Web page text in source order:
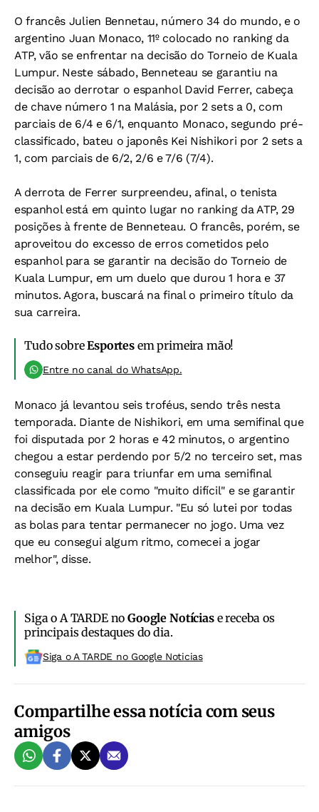
O francês Julien Bennetau, número 34 do mundo, e o
argentino Juan Monaco, 11º colocado no ranking da
ATP, vão se enfrentar na decisão do Torneio de Kuala
Lumpur. Neste sábado, Benneteau se garantiu na
decisão ao derrotar o espanhol David Ferrer, cabeça
de chave número 1 na Malásia, por 2 sets a 0, com
parciais de 6/4 e 6/1, enquanto Monaco, segundo pré-
classificado, bateu o japonês Kei Nishikori por 2 sets a
1, com parciais de 6/2, 2/6 e 7/6 (7/4).
A derrota de Ferrer surpreendeu, afinal, o tenista
espanhol está em quinto lugar no ranking da ATP, 29
posições à frente de Benneteau. O francês, porém, se
aproveitou do excesso de erros cometidos pelo
espanhol para se garantir na decisão do Torneio de
Kuala Lumpur, em um duelo que durou 1 hora e 37
minutos. Agora, buscará na final o primeiro título da
sua carreira.
Tudo sobreEsportesem primeira mão!
Entre no canal do WhatsApp.
Monaco já levantou seis troféus, sendo três nesta
temporada. Diante de Nishikori, em uma semifinal que
foi disputada por 2 horas e 42 minutos, o argentino
chegou a estar perdendo por 5/2 no terceiro set, mas
conseguiu reagir para triunfar em uma semifinal
classificada por ele como "muito difícil" e se garantir
na decisão em Kuala Lumpur. "Eu só lutei por todas
as bolas para tentar permanecer no jogo. Uma vez
que eu consegui algum ritmo, comecei a jogar
melhor", disse.
Siga o A TARDE noGoogle Notíciase receba os
principais destaques do dia.
Siga o A TARDE no Google Noticias
Compartilhe essa notícia com seus
amigos